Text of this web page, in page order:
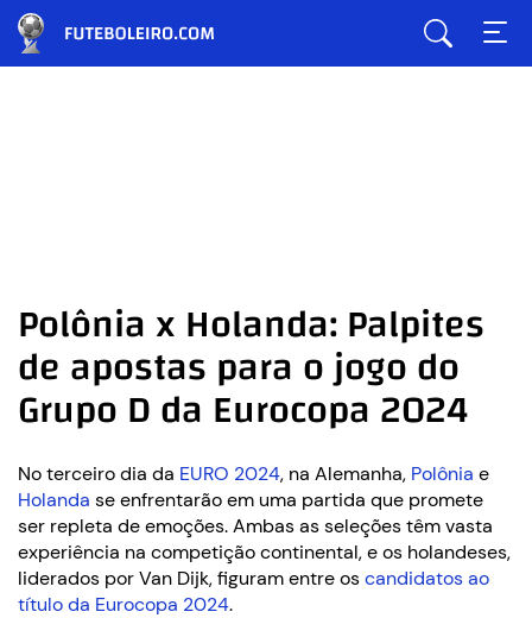
Polônia x Holanda: Palpites
de apostas para o jogo do
Grupo D da Eurocopa 2024
No terceiro dia da EURO 2024, na Alemanha, Polônia e
Holanda se enfrentarão em uma partida que promete
ser repleta de emoções. Ambas as seleções têm vasta
experiência na competição continental, e os holandeses,
liderados por Van Dijk, figuram entre oscandidatos ao
título da Eurocopa 2024.